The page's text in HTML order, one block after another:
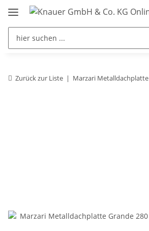
Zurück zur Liste Marzari Metalldachplatte